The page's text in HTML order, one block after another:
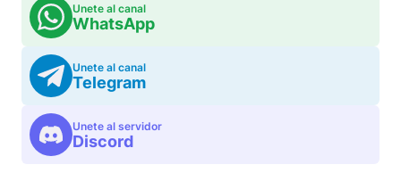
Unete al canal
WhatsApp
Unete al canal
Telegram
Unete al servidor
Discord